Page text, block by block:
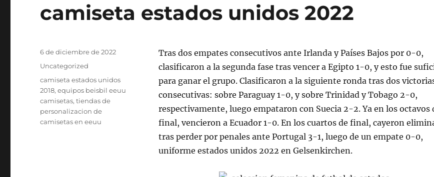
camiseta estados unidos 2022
Tras dos empates consecutivos ante Irlanda y Países Bajos por 0-0,
clasificaron a la segunda fase tras vencer a Egipto 1-0, y esto fue
para ganar el grupo. Clasificaron a la siguiente ronda tras dos
consecutivas: sobre Paraguay 1-0, y sobre Trinidad y Tobago 2-0,
respectivamente, luego empataron con Suecia 2-2. Ya en los octavos
final, vencieron a Ecuador 1-0. En los cuartos de final, cayeron
tras perder por penales ante Portugal 3-1, luego de un empate 0-0,
uniforme estados unidos 2022 en Gelsenkirchen.
Publicado
6 de diciembre de 2022
Categorías
Uncategorized
Etiquetas
camiseta estados unidos
2018,equipos beisbil eeuu
camisetas,tiendas de
personalizacion de
camisetas en eeuu